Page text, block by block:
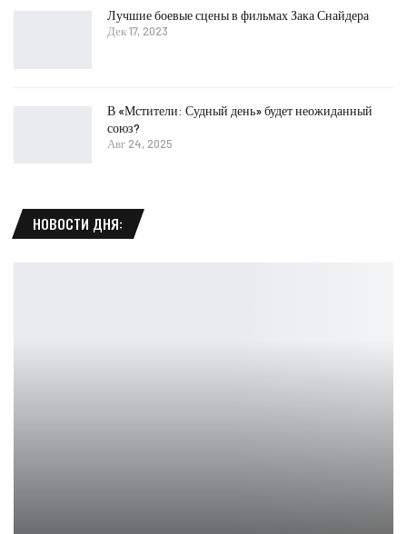
Лучшие боевые сцены в фильмах Зака ​​Снайдера
Дек 17, 2023
В «Мстители: Судный день» будет неожиданный
союз?
Авг 24, 2025
НОВОСТИ ДНЯ: